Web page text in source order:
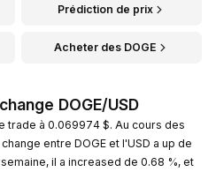
Prédiction de prix
Acheter des DOGE
DOGE/USD
trade à 0.069974 $. Au cours des
entre DOGE et l'USD a up de
il a increased de 0.68 %, et